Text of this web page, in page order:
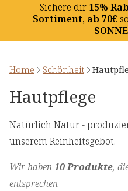
Sichere dir15%
Sortiment, ab 70€
Home Schönheit
Hautpflege
Natürlich Natur -
unserem Reinheitsgebot.
Wir haben10 Produkte,
entsprechen